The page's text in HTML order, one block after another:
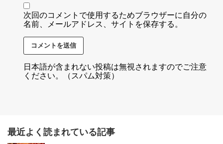
次回のコメントで使用するためブラウザーに自分の
名前、メールアドレス、サイトを保存する。
日本語が含まれない投稿は無視されますのでご注意
ください。（スパム対策）
最近よく読まれている記事